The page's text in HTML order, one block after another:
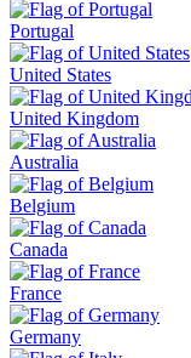
Portugal
United States
United Kingdom
Australia
Belgium
Canada
France
Germany